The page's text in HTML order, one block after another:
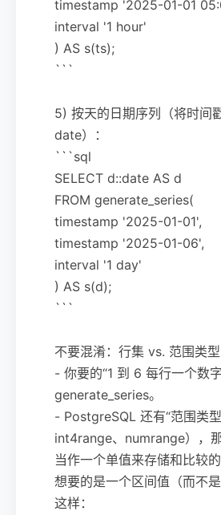
timestamp '2025-01-01
interval '1 hour'
) AS s(ts);
```
5) 按天的日期序列（将时间
date）：
```sql
SELECT d::date AS d
FROM generate_series(
timestamp '2025-01-01',
timestamp '2025-01-06',
interval '1 day'
) AS s(d);
```
不要混淆：行集 vs. 范围类型
- 你要的“1 到 6 每行一个数
generate_series。
- PostgreSQL 还有“范围类
int4range、numrange），
当作一个单值来存储和比较
想要的是一个区间值（而不
这样：